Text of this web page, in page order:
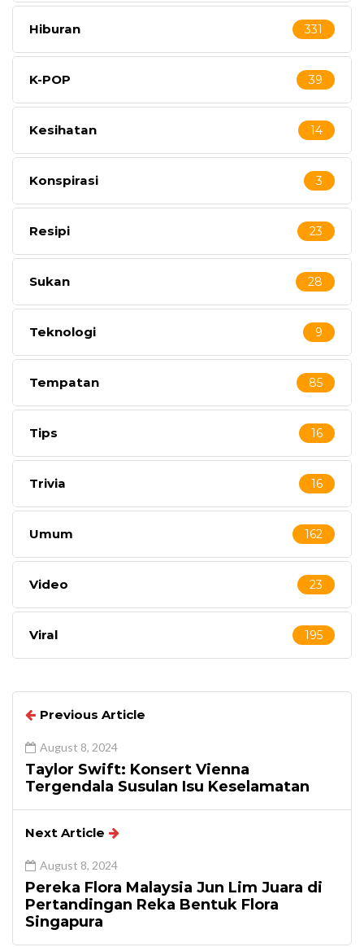
Hiburan 331
K-POP 39
Kesihatan 14
Konspirasi 3
Resipi 23
Sukan 28
Teknologi 9
Tempatan 85
Tips 16
Trivia 16
Umum 162
Video 23
Viral 195
Previous Article
August 8, 2024
Taylor Swift: Konsert Vienna
Tergendala Susulan Isu Keselamatan
Next Article
August 8, 2024
Pereka Flora Malaysia Jun Lim Juara di
Pertandingan Reka Bentuk Flora
Singapura